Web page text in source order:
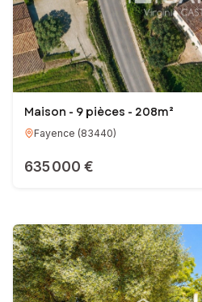
Maison - 9 pièces - 208m²
Fayence (83440)
635 000 €